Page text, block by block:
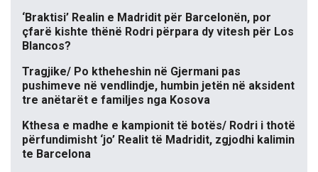
‘Braktisi’ Realin e Madridit për Barcelonën, por
çfarë kishte thënë Rodri përpara dy vitesh për Los
Blancos?
Tragjike/ Po ktheheshin në Gjermani pas
pushimeve në vendlindje, humbin jetën në aksident
tre anëtarët e familjes nga Kosova
Kthesa e madhe e kampionit të botës/ Rodri i thotë
përfundimisht ‘jo’ Realit të Madridit, zgjodhi kalimin
te Barcelona